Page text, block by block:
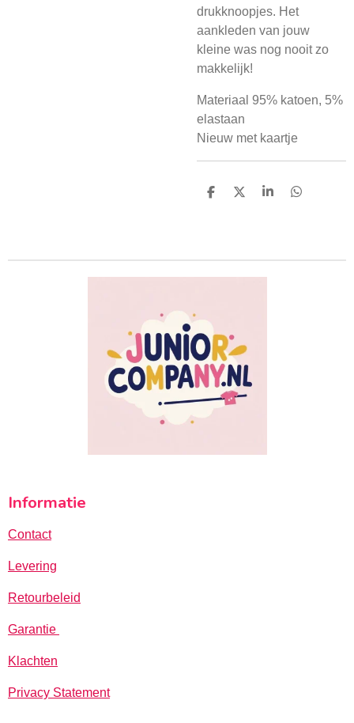
drukknoopjes. Het
aankleden van jouw
kleine was nog nooit zo
makkelijk!
Materiaal 95% katoen, 5%
elastaan
Nieuw met kaartje
D
D
S
D
Informatie
Contact
Levering
Retourbeleid
Garantie
Klachten
Privacy Statement